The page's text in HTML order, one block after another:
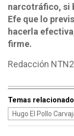
narcotráfico, si
Efe que lo
hacerla
firme.
Redacción
Temas
Hugo El Pollo